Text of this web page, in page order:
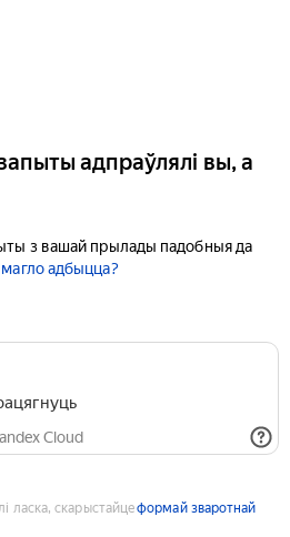
адпраўлялі вы, а
з вашай прылады падобныя да
адбыцца?
Cloud
ласка, скарыстайцеформай зваротнай